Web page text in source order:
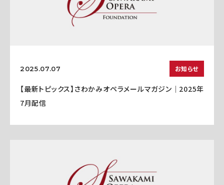
2025.07.07 お知らせ
【最新トピックス】さわかみオペラメールマガジン｜2025年
7月配信